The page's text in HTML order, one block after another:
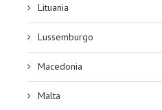
Lituania
Lussemburgo
Macedonia
Malta